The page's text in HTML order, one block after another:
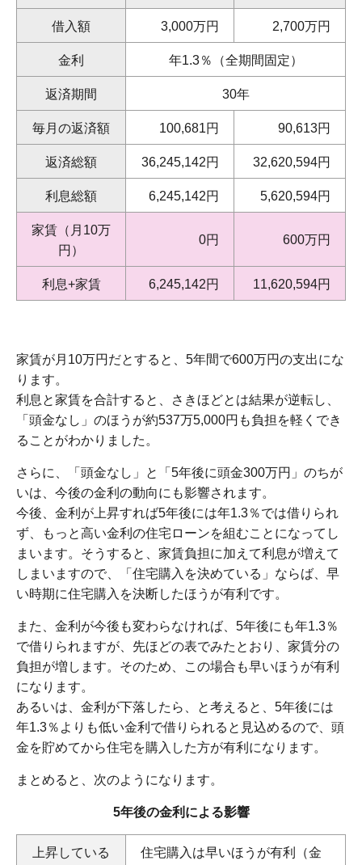
借入額 3,000万円 2,700万円
金利 年1.3％（全期間固定）
返済期間 30年
毎月の返済額 100,681円 90,613円
返済総額 36,245,142円 32,620,594円
利息総額 6,245,142円 5,620,594円
家賃（月10万
円）
0円 600万円
利息+家賃 6,245,142円 11,620,594円
家賃が月10万円だとすると、5年間で600万円の支出にな
ります。
利息と家賃を合計すると、さきほどとは結果が逆転し、
「頭金なし」のほうが約537万5,000円も負担を軽くでき
ることがわかりました。
さらに、「頭金なし」と「5年後に頭金300万円」のちが
いは、今後の金利の動向にも影響されます。
今後、金利が上昇すれば5年後には年1.3％では借りられ
ず、もっと高い金利の住宅ローンを組むことになってし
まいます。そうすると、家賃負担に加えて利息が増えて
しまいますので、「住宅購入を決めている」ならば、早
い時期に住宅購入を決断したほうが有利です。
また、金利が今後も変わらなければ、5年後にも年1.3％
で借りられますが、先ほどの表でみたとおり、家賃分の
負担が増します。そのため、この場合も早いほうが有利
になります。
あるいは、金利が下落したら、と考えると、5年後には
年1.3％よりも低い金利で借りられると見込めるので、頭
金を貯めてから住宅を購入した方が有利になります。
まとめると、次のようになります。
5年後の金利による影響
上昇している
住宅購入は早いほうが有利（金